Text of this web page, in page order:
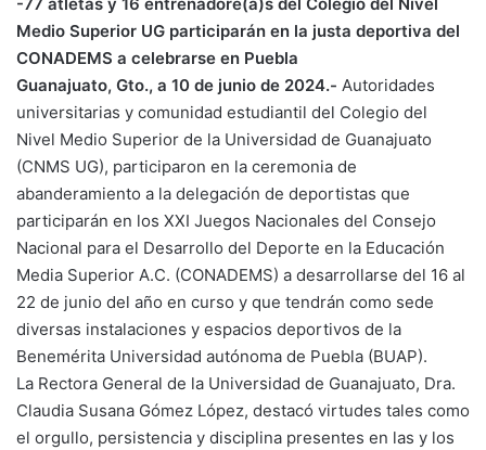
Medio Superior UG participarán en la justa deportiva del
CONADEMS a celebrarse en Puebla
Guanajuato, Gto., a 10 de junio de 2024.- Autoridades
universitarias y comunidad estudiantil del Colegio del
Nivel Medio Superior de la Universidad de Guanajuato
(CNMS UG), participaron en la ceremonia de
abanderamiento a la delegación de deportistas que
participarán en los XXI Juegos Nacionales del Consejo
Nacional para el Desarrollo del Deporte en la Educación
Media Superior A.C. (CONADEMS) a desarrollarse del 16 al
22 de junio del año en curso y que tendrán como sede
diversas instalaciones y espacios deportivos de la
Benemérita Universidad autónoma de Puebla (BUAP).
La Rectora General de la Universidad de Guanajuato, Dra.
Claudia Susana Gómez López, destacó virtudes tales como
el orgullo, persistencia y disciplina presentes en las y los